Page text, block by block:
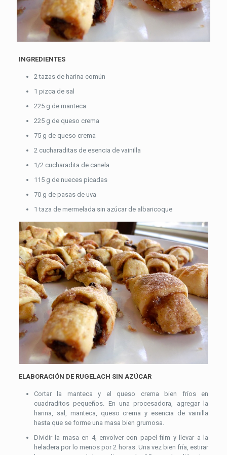
INGREDIENTES
2 tazas de harina común
1 pizca de sal
225 g de manteca
225 g de queso crema
75 g de queso crema
2 cucharaditas de esencia de vainilla
1/2 cucharadita de canela
115 g de nueces picadas
70 g de pasas de uva
1 taza de mermelada sin azúcar de albaricoque
ELABORACIÓN DE RUGELACH SIN AZÚCAR
Cortar la manteca y el queso crema bien fríos en
cuadraditos pequeños. En una procesadora, agregar la
harina, sal, manteca, queso crema y esencia de vainilla
hasta que se forme una masa bien grumosa.
Dividir la masa en 4, envolver con papel film y llevar a la
heladera por lo menos por 2 horas. Una vez bien fría, estirar